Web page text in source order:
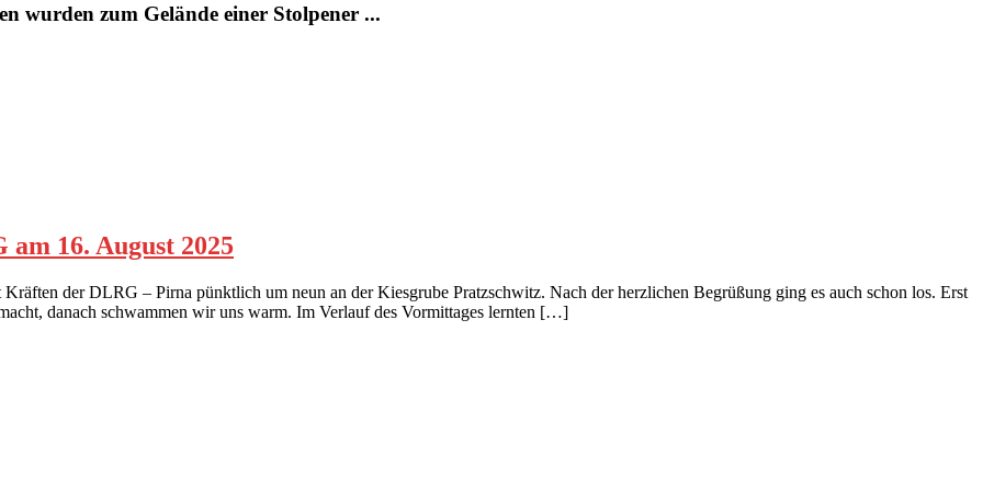
wurden zum Gelände einer Stolpener ...
16. August 2025
der DLRG – Pirna pünktlich um neun an der Kiesgrube Pratzschwitz. Nach der herzlichen Begrüßung ging es auch schon los. Erst
danach schwammen wir uns warm. Im Verlauf des Vormittages lernten […]